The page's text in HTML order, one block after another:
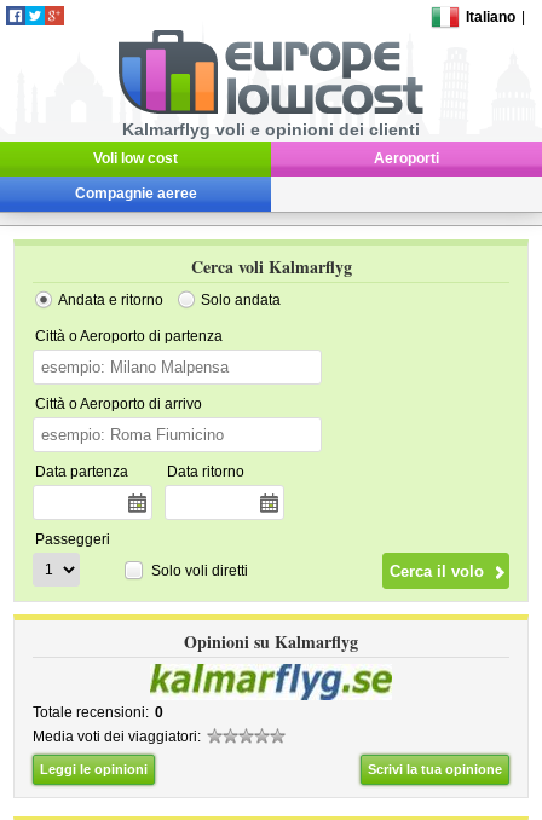
Italiano
Kalmarflyg voli e opinioni dei clienti
Voli low cost Aeroporti
Compagnie aeree
Cerca voli Kalmarflyg
Andata e ritorno Solo andata
Città o Aeroporto di partenza
Città o Aeroporto di arrivo
Data partenza Data ritorno
Passeggeri
Solo voli diretti
Opinioni su Kalmarflyg
Totale recensioni: 0
Media voti dei viaggiatori:
Leggi le opinioni Scrivi la tua opinione